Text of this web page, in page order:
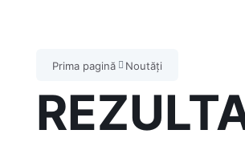
Prima pagină Noutăți